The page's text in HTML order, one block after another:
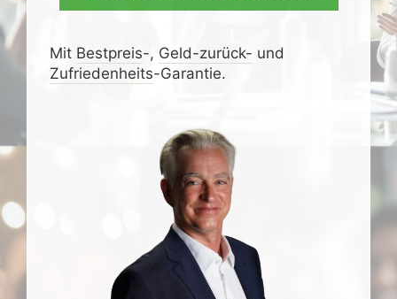
Mit Bestpreis-, Geld-zurück- und
Zufrieden­­heits-Garantie.